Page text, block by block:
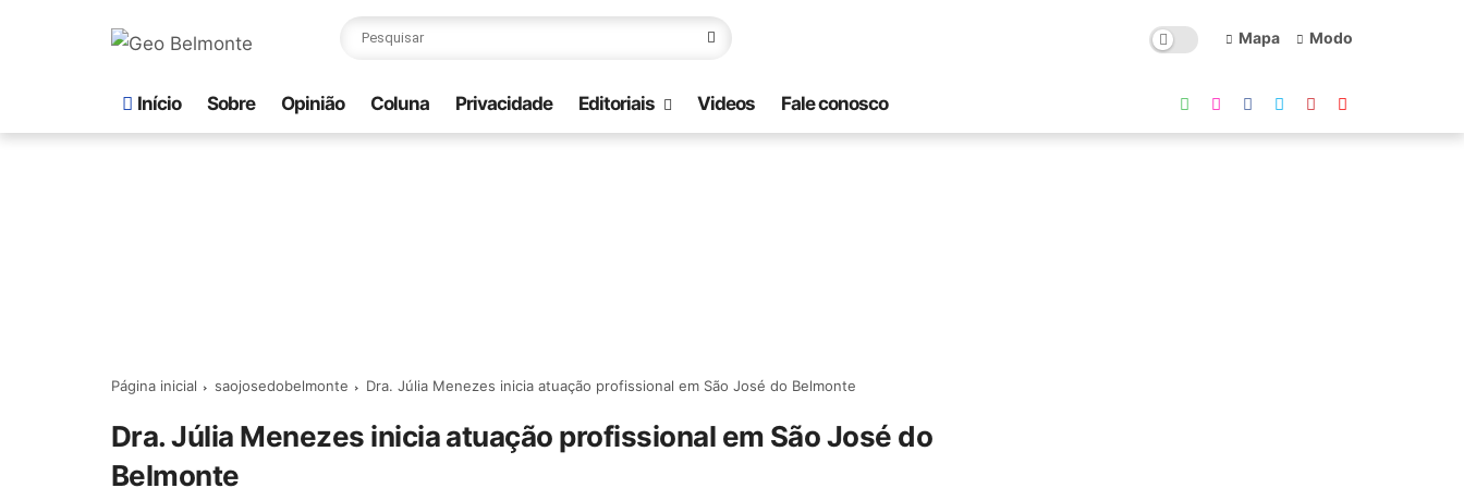
Mapa Modo
Início Sobre Opinião Coluna Privacidade Editoriais Videos Fale conosco
Página inicial saojosedobelmonte Dra. Júlia Menezes inicia atuação profissional em São José do Belmonte
Dra. Júlia Menezes inicia atuação profissional em São José do
Belmonte